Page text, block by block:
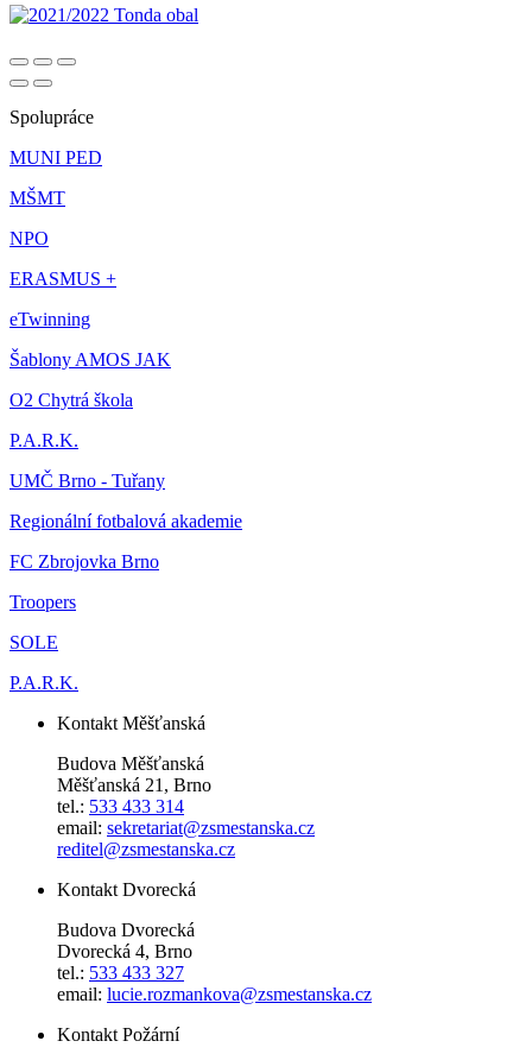
Spolupráce
MUNI PED
MŠMT
NPO
ERASMUS +
eTwinning
Šablony AMOS JAK
O2 Chytrá škola
P.A.R.K.
UMČ Brno - Tuřany
Regionální fotbalová akademie
FC Zbrojovka Brno
Troopers
SOLE
P.A.R.K.
Kontakt Měšťanská
Budova Měšťanská
Měšťanská 21, Brno
tel.: 533 433 314
email: sekretariat@zsmestanska.cz
reditel@zsmestanska.cz
Kontakt Dvorecká
Budova Dvorecká
Dvorecká 4, Brno
tel.: 533 433 327
email: lucie.rozmankova@zsmestanska.cz
Kontakt Požární